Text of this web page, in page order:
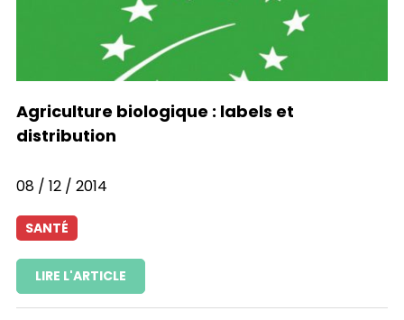
Agriculture biologique : labels et
distribution
08 / 12 / 2014
SANTÉ
LIRE L'ARTICLE